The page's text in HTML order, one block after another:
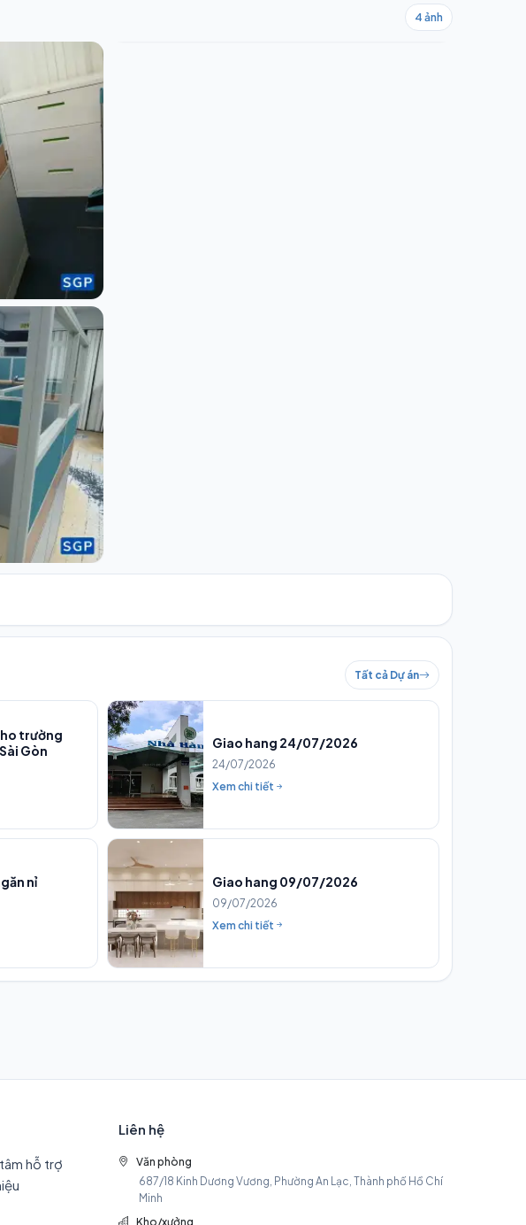
4 ảnh
Tất cả Dự án
trường
Gòn
Giao hang 24/07/2026
24/07/2026
Xem chi tiết
nỉ Giao hang 09/07/2026
09/07/2026
Xem chi tiết
hỗ trợ
Liên hệ
Văn phòng
687/18 Kinh Dương Vương, Phường An Lạc, Thành phố Hồ Chí
Minh
Kho/xưởng